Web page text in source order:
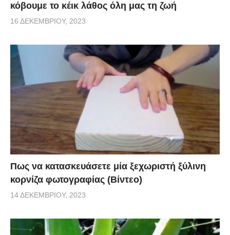
κόβουμε το κέικ λάθος όλη μας τη ζωή
16 ΔΕΚΕΜΒΡΊΟΥ, 2023
Πως να κατασκευάσετε μία ξεχωριστή ξύλινη
κορνίζα φωτογραφίας (Βίντεο)
14 ΔΕΚΕΜΒΡΊΟΥ, 2023